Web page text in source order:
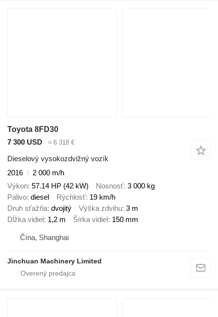
Toyota 8FD30
7 300 USD
≈ 6 318 €
Dieselový vysokozdvižný vozík
2016
2 000 m/h
Výkon 57.14 HP (42 kW) Nosnosť 3 000 kg
Palivo diesel Rýchlosť 19 km/h
Druh sťažňa dvojitý Výška zdvihu 3 m
Dĺžka vidiel 1,2 m Šírka vidiel 150 mm
Čína, Shanghai
Jinchuan Machinery Limited